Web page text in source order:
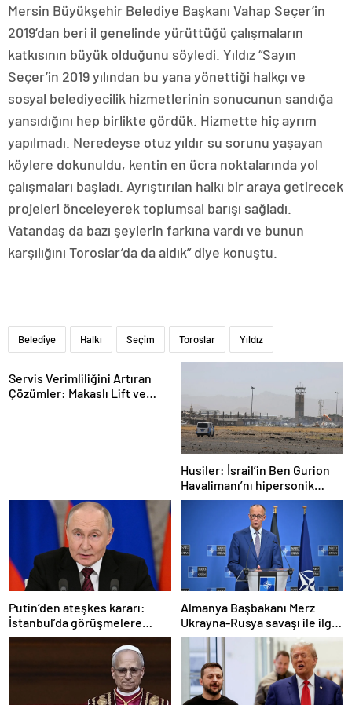
Mersin Büyükşehir Belediye Başkanı Vahap Seçer’in
2019’dan beri il genelinde yürüttüğü çalışmaların
katkısının büyük olduğunu söyledi. Yıldız “Sayın
Seçer’in 2019 yılından bu yana yönettiği halkçı ve
sosyal belediyecilik hizmetlerinin sonucunun sandığa
yansıdığını hep birlikte gördük. Hizmette hiç ayrım
yapılmadı. Neredeyse otuz yıldır su sorunu yaşayan
köylere dokunuldu, kentin en ücra noktalarında yol
çalışmaları başladı. Ayrıştırılan halkı bir araya getirecek
projeleri önceleyerek toplumsal barışı sağladı.
Vatandaş da bazı şeylerin farkına vardı ve bunun
karşılığını Toroslar’da da aldık” diye konuştu.
Belediye Halkı Seçim Toroslar Yıldız
Servis Verimliliğini Artıran
Çözümler: Makaslı Lift ve
Husiler: İsrail’in Ben Gurion
Havalimanı’nı hipersonik
füzeyle hedef aldık
Putin’den ateşkes kararı:
İstanbul’da görüşmelere
başlamayı öneriyoruz
Almanya Başbakanı Merz
Ukrayna-Rusya savaşı ile ilgili
konuştu: “Top Moskova’nın
sahasında”